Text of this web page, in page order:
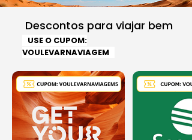
Descontos para viajar bem
USE O CUPOM:
VOULEVARNAVIAGEM